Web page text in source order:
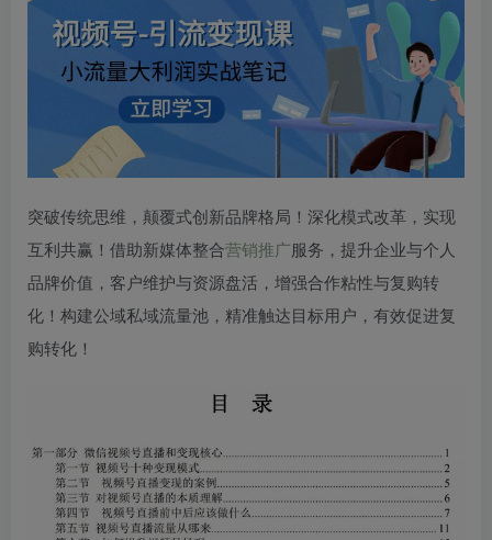
突破传统思维，颠覆式创新品牌格局！深化模式改革，实现
互利共赢！借助新媒体整合营销推广服务，提升企业与个人
品牌价值，客户维护与资源盘活，增强合作粘性与复购转
化！构建公域私域流量池，精准触达目标用户，有效促进复
购转化！